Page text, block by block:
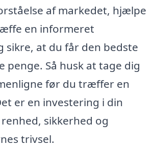
af markedet, hjælpe
en informeret
sikre, at du får den bedste
Så husk at tage dig
før du træffer en
er en investering i din
sikkerhed og
trivsel.